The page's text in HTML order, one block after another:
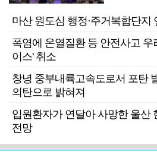
마산 원도심 행정·주거복합단지
폭염에 온열질환 등 안전사고 우
이스' 취소
창녕 중부내륙고속도로서 포탄
의탄으로 밝혀져
입원환자가 연달아 사망한 울산
전망